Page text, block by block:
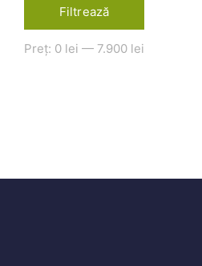
Filtrează
Preț: 0 lei — 7.900 lei